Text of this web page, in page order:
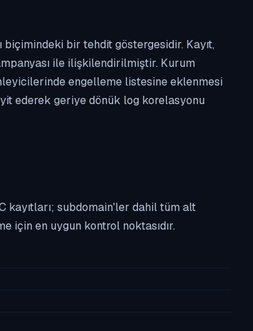
biçimindeki bir tehdit göstergesidir. Kayıt,
ile ilişkilendirilmiştir. Kurum
engelleme listesine eklenmesi
ederek geriye dönük log korelasyonu
kayıtları; subdomain'ler dahil tüm alt
için en uygun kontrol noktasıdır.